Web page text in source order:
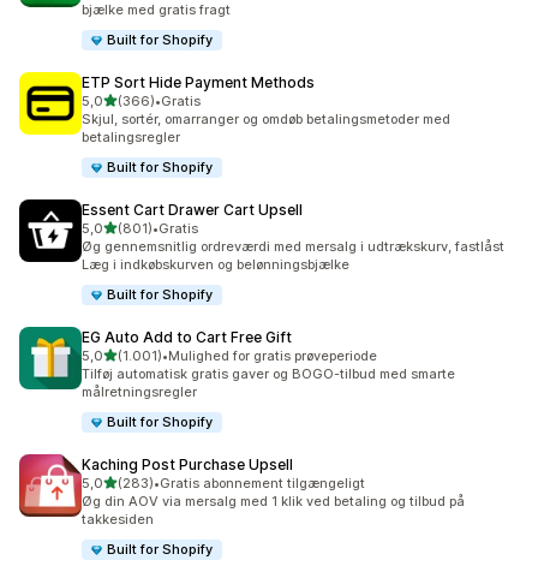
bjælke med gratis fragt
Built for Shopify
ETP Sort Hide Payment Methods
5,0ud af 5 stjerner
(366)
366 anmeldelser i alt
•Gratis
Skjul, sortér, omarranger og omdøb betalingsmetoder med
betalingsregler
Built for Shopify
Essent Cart Drawer Cart Upsell
5,0ud af 5 stjerner
(801)
801 anmeldelser i alt
•Gratis
Øg gennemsnitlig ordreværdi med mersalg i udtrækskurv, fastlåst
Læg i indkøbskurven og belønningsbjælke
Built for Shopify
EG Auto Add to Cart Free Gift
5,0ud af 5 stjerner
(1.001)
1001 anmeldelser i alt
•Mulighed for gratis prøveperiode
Tilføj automatisk gratis gaver og BOGO-tilbud med smarte
målretningsregler
Built for Shopify
Kaching Post Purchase Upsell
5,0ud af 5 stjerner
(283)
283 anmeldelser i alt
•Gratis abonnement tilgængeligt
Øg din AOV via mersalg med 1 klik ved betaling og tilbud på
takkesiden
Built for Shopify